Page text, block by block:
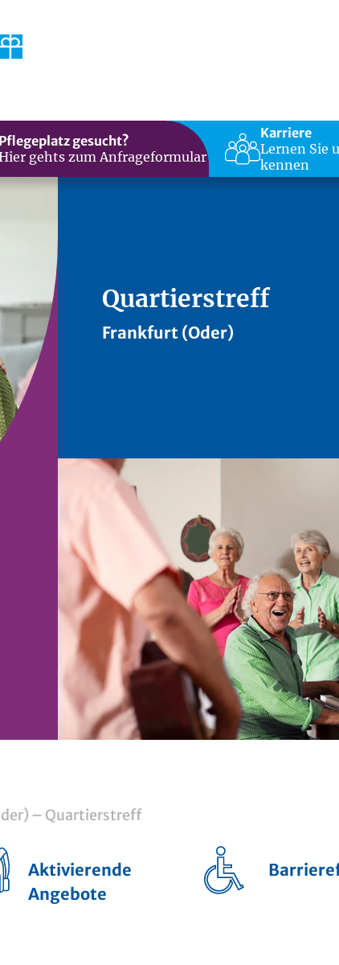
Pflegeplatz gesucht?
gehts zum Anfrageformular
Karriere
Lernen Sie
kennen
Quartierstreff
Frankfurt (Oder)
– Quartierstreff
Aktivierende
Angebote